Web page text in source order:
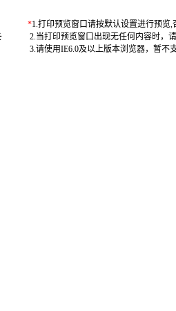
*1.打印预览窗口请按默认设置进行预览
2.当打印预览窗口出现无任何内容时，
3.请使用IE6.0及以上版本浏览器，暂不